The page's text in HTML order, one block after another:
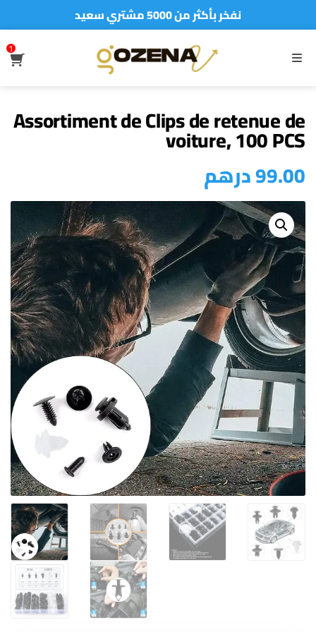
أطلب الآن والدفع فقط عند استلام المنتج
MENU
1
Assortiment de Clips de retenue de
voiture, 100 PCS
99.00درهم